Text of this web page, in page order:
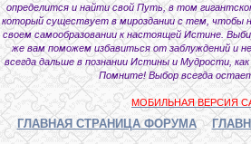
определится и найти свой Путь, в том
который существует в мироздании с тем, чтобы
своем самообразовании к настоящей Истине.
же вам поможем избавиться от заблуждений и
всегда дальше в познании Истины и Мудрости,
Помните! Выбор всегда
МОБИЛЬНАЯ ВЕРСИЯ
ГЛАВНАЯ СТРАНИЦА ФОРУМА